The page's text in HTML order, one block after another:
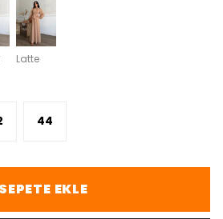
Latte
44
SEPETE EKLE